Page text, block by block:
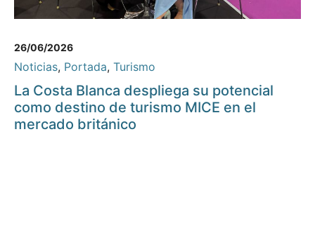
26/06/2026
Noticias, Portada, Turismo
La Costa Blanca despliega su potencial
como destino de turismo MICE en el
mercado británico